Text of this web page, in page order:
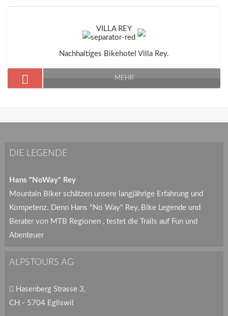
VILLA REY
Nachhaltiges Bikehotel Villa Rey.
MEHR
DIE LEGENDE
Hans "NoWay" Rey
Mountain Biker schätzen unsere langjährige Erfahrung und
Kompetenz. Denn Hans "No Way" Rey, Bike Legende und
Berater von MTB Regionen , testet die Trails auf Fun und
Abenteuer
ALPSTOURS AG
Hasenberg Strasse 3,
CH - 5704 Egliswil